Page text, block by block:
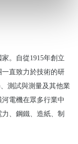
。自從1915年創立
直致力於技術的研
測試與測量及其他業
電機在眾多行業中
、鋼鐵、造紙、制